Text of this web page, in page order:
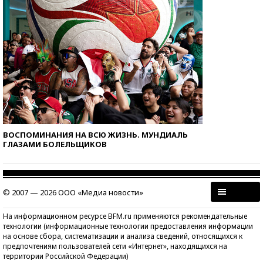
ВОСПОМИНАНИЯ НА ВСЮ ЖИЗНЬ. МУНДИАЛЬ
ГЛАЗАМИ БОЛЕЛЬЩИКОВ
© 2007 — 2026 ООО «Медиа новости»
На информационном ресурсе BFM.ru применяются рекомендательные
технологии (информационные технологии предоставления информации
на основе сбора, систематизации и анализа сведений, относящихся к
предпочтениям пользователей сети «Интернет», находящихся на
территории Российской Федерации)